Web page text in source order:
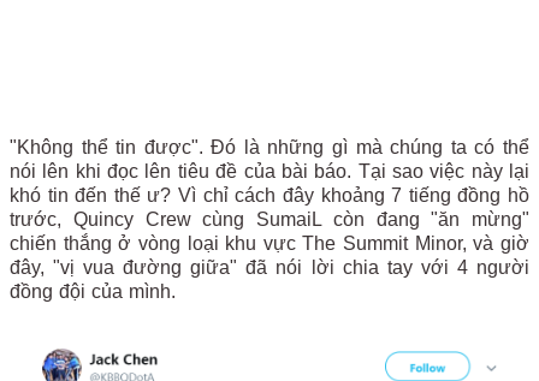
"Không thể tin được". Đó là những gì mà chúng ta có thể
nói lên khi đọc lên tiêu đề của bài báo. Tại sao việc này lại
khó tin đến thế ư? Vì chỉ cách đây khoảng 7 tiếng đồng hồ
trước, Quincy Crew cùng SumaiL còn đang "ăn mừng"
chiến thắng ở vòng loại khu vực The Summit Minor, và giờ
đây, "vị vua đường giữa" đã nói lời chia tay với 4 người
đồng đội của mình.